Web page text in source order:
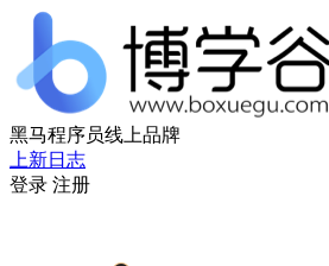
黑马程序员线上品牌
上新日志
登录 注册